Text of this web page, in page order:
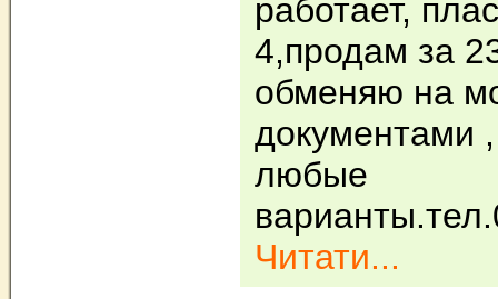
работает,
4,продам за
обменяю на
документами
любые
Читати...